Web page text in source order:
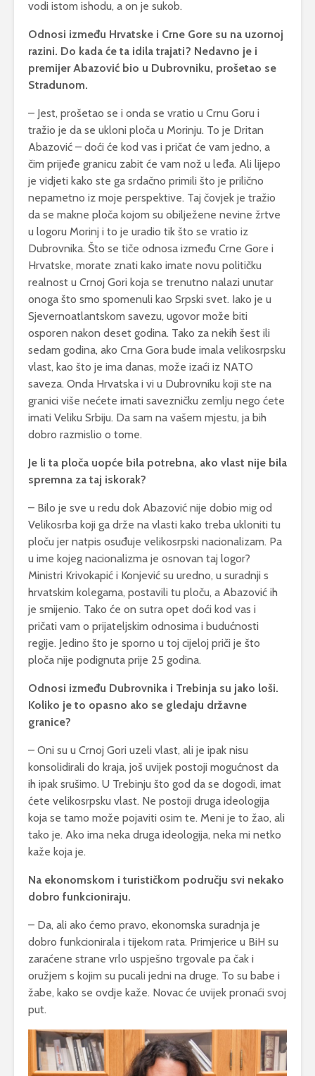
vodi istom ishodu, a on je sukob.
Odnosi između Hrvatske i Crne Gore su na uzornoj
razini. Do kada će ta idila trajati? Nedavno je i
premijer Abazović bio u Dubrovniku, prošetao se
Stradunom.
– Jest, prošetao se i onda se vratio u Crnu Goru i
tražio je da se ukloni ploča u Morinju. To je Dritan
Abazović – doći će kod vas i pričat će vam jedno, a
čim prijeđe granicu zabit će vam nož u leđa. Ali lijepo
je vidjeti kako ste ga srdačno primili što je prilično
nepametno iz moje perspektive. Taj čovjek je tražio
da se makne ploča kojom su obilježene nevine žrtve
u logoru Morinj i to je uradio tik što se vratio iz
Dubrovnika. Što se tiče odnosa između Crne Gore i
Hrvatske, morate znati kako imate novu političku
realnost u Crnoj Gori koja se trenutno nalazi unutar
onoga što smo spomenuli kao Srpski svet. Iako je u
Sjevernoatlantskom savezu, ugovor može biti
osporen nakon deset godina. Tako za nekih šest ili
sedam godina, ako Crna Gora bude imala velikosrpsku
vlast, kao što je ima danas, može izaći iz NATO
saveza. Onda Hrvatska i vi u Dubrovniku koji ste na
granici više nećete imati savezničku zemlju nego ćete
imati Veliku Srbiju. Da sam na vašem mjestu, ja bih
dobro razmislio o tome.
Je li ta ploča uopće bila potrebna, ako vlast nije bila
spremna za taj iskorak?
– Bilo je sve u redu dok Abazović nije dobio mig od
Velikosrba koji ga drže na vlasti kako treba ukloniti tu
ploču jer natpis osuđuje velikosrpski nacionalizam. Pa
u ime kojeg nacionalizma je osnovan taj logor?
Ministri Krivokapić i Konjević su uredno, u suradnji s
hrvatskim kolegama, postavili tu ploču, a Abazović ih
je smijenio. Tako će on sutra opet doći kod vas i
pričati vam o prijateljskim odnosima i budućnosti
regije. Jedino što je sporno u toj cijeloj priči je što
ploča nije podignuta prije 25 godina.
Odnosi između Dubrovnika i Trebinja su jako loši.
Koliko je to opasno ako se gledaju državne
granice?
– Oni su u Crnoj Gori uzeli vlast, ali je ipak nisu
konsolidirali do kraja, još uvijek postoji mogućnost da
ih ipak srušimo. U Trebinju što god da se dogodi, imat
ćete velikosrpsku vlast. Ne postoji druga ideologija
koja se tamo može pojaviti osim te. Meni je to žao, ali
tako je. Ako ima neka druga ideologija, neka mi netko
kaže koja je.
Na ekonomskom i turističkom području svi nekako
dobro funkcioniraju.
– Da, ali ako ćemo pravo, ekonomska suradnja je
dobro funkcionirala i tijekom rata. Primjerice u BiH su
zaraćene strane vrlo uspješno trgovale pa čak i
oružjem s kojim su pucali jedni na druge. To su babe i
žabe, kako se ovdje kaže. Novac će uvijek pronaći svoj
put.